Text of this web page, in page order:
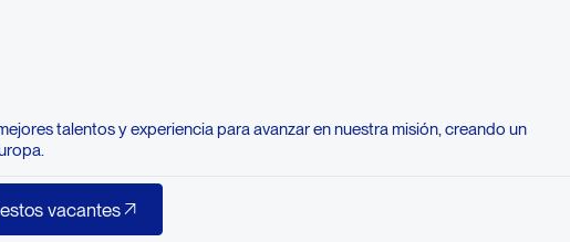
talentos y experiencia para avanzar en nuestra misión, creando un
vacantes
Vea nuestros puestos vacantes